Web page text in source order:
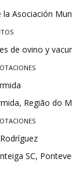
la Asociación
de ovino y
Região do
SC,